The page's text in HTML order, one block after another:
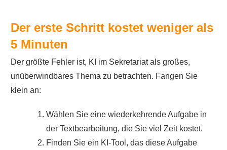
Der erste Schritt kostet weniger als
5 Minuten
Der größte Fehler ist, KI im Sekretariat als großes,
unüberwindbares Thema zu betrachten. Fangen Sie
klein an:
Wählen Sie eine wiederkehrende Aufgabe in
der Textbearbeitung, die Sie viel Zeit kostet.
Finden Sie ein KI-Tool, das diese Aufgabe